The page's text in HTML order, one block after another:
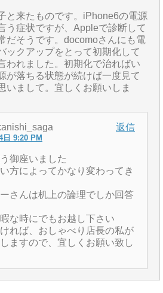
と来たものです。iPhone6の電源
う症状ですが、Appleで診断して
だそうです。docomoさんにも電
ックアップをとって初期化して
われました。初期化で治ればい
が落ちる状態が続けば一度見て
いまして。宜しくお願いしま
日 9:20 PM
返信
御座いました
方によってかなり変わってき
さんは机上の論理でしか回答
な時にでもお越し下さい
れば、おしゃべり店長の私が
ますので、宜しくお願い致し